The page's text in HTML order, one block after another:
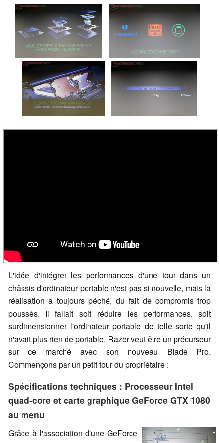
L'idée d'intégrer les performances d'une tour dans un
châssis d'ordinateur portable n'est pas si nouvelle, mais la
réalisation a toujours péché, du fait de compromis trop
poussés. Il fallait soit réduire les performances, soit
surdimensionner l'ordinateur portable de telle sorte qu'il
n'avait plus rien de portable. Razer veut être un précurseur
sur ce marché avec son nouveau Blade Pro.
Commençons par un petit tour du propriétaire :
Spécifications techniques : Processeur Intel
quad-core et carte graphique GeForce GTX 1080
au menu
Grâce à l'association d'une GeForce